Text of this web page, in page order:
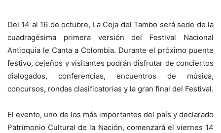
Del 14 al 16 de octubre, La Ceja del Tambo será sede de la
cuadragésima primera versión del Festival Nacional
Antioquia le Canta a Colombia. Durante el próximo puente
festivo, cejeños y visitantes podrán disfrutar de conciertos
dialogados, conferencias, encuentros de música,
concursos, rondas clasificatorias y la gran final del Festival.
El evento, uno de los más importantes del país y declarado
Patrimonio Cultural de la Nación, comenzará el viernes 14